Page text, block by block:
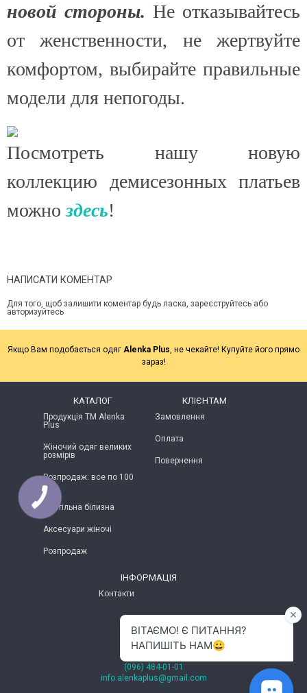
новой стороны. Не отказывайтесь
от женственности, не жертвуйте
комфортом, выбирайте правильные
модели для непогоды.
Посмотреть нашу новую
коллекцию демисезонных платьев
можноздесь!
НАПИСАТИ КОМЕНТАР
Для того, щоб залишити коментар будь ласка, зареєструйтесь або
авторизуйтесь
Якщо Вам подобається одяг Alenka Plus, не чекайте! Купуйте його прямо
зараз!
КАТАЛОГ
Продукція ТМ Alenka
Plus
Жіночий одяг великих
розмірів
Розпродаж: все по 100
грн
Постільна білизна
Аксесуари жіночі
Розпродаж
КЛІЄНТАМ
Замовлення
Оплата
Повернення
ІНФОРМАЦІЯ
Контакти
(096) 484-01-01
info.alenkaplus@gmail.com